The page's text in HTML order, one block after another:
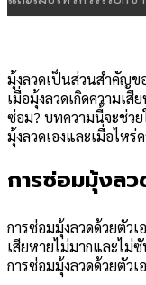
มุ้งลวดเป็นส่วนสำคัญ
เมื่อมุ้งลวดเกิดความเสี
ซ่อม? บทความนี้จะช่ว
มุ้งลวดเองและเมื่อไหร่
การซ่อมมุ้งล
การซ่อมมุ้งลวดด้วยตัว
เสียหายไม่มากและไ
การซ่อมมุ้งลวดด้วยตัวเ